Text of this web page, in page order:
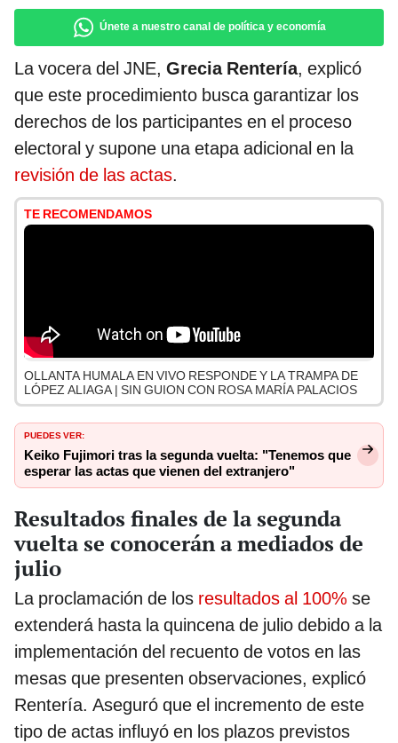
Únete a nuestro canal de política y economía
La vocera del JNE, Grecia Rentería, explicó
que este procedimiento busca garantizar los
derechos de los participantes en el proceso
electoral y supone una etapa adicional en la
revisión de las actas.
TE RECOMENDAMOS
OLLANTA HUMALA EN VIVO RESPONDE Y LA TRAMPA DE
LÓPEZ ALIAGA | SIN GUION CON ROSA MARÍA PALACIOS
PUEDES VER:
Keiko Fujimori tras la segunda vuelta: "Tenemos que
esperar las actas que vienen del extranjero"
Resultados finales de la segunda
vuelta se conocerán a mediados de
julio
La proclamación de los resultados al 100% se
extenderá hasta la quincena de julio debido a la
implementación del recuento de votos en las
mesas que presenten observaciones, explicó
Rentería. Aseguró que el incremento de este
tipo de actas influyó en los plazos previstos